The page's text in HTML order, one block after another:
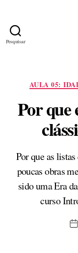
Pesquisar
AULA 05:
Por que
Por que as
poucas obras
sido uma Era
curso